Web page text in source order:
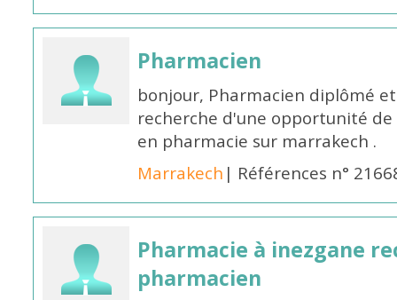
Pharmacien
bonjour, Pharmacien diplômé
recherche d'une opportunité
en pharmacie sur marrakech .
Marrakech | Références n°
Pharmacie à inezgane
pharmacien